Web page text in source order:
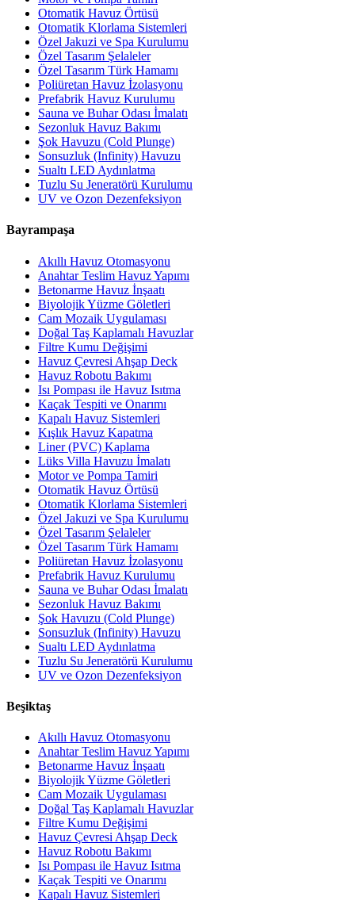
Otomatik Havuz Örtüsü
Otomatik Klorlama Sistemleri
Özel Jakuzi ve Spa Kurulumu
Özel Tasarım Şelaleler
Özel Tasarım Türk Hamamı
Poliüretan Havuz İzolasyonu
Prefabrik Havuz Kurulumu
Sauna ve Buhar Odası İmalatı
Sezonluk Havuz Bakımı
Şok Havuzu (Cold Plunge)
Sonsuzluk (Infinity) Havuzu
Sualtı LED Aydınlatma
Tuzlu Su Jeneratörü Kurulumu
UV ve Ozon Dezenfeksiyon
Bayrampaşa
Akıllı Havuz Otomasyonu
Anahtar Teslim Havuz Yapımı
Betonarme Havuz İnşaatı
Biyolojik Yüzme Göletleri
Cam Mozaik Uygulaması
Doğal Taş Kaplamalı Havuzlar
Filtre Kumu Değişimi
Havuz Çevresi Ahşap Deck
Havuz Robotu Bakımı
Isı Pompası ile Havuz Isıtma
Kaçak Tespiti ve Onarımı
Kapalı Havuz Sistemleri
Kışlık Havuz Kapatma
Liner (PVC) Kaplama
Lüks Villa Havuzu İmalatı
Motor ve Pompa Tamiri
Otomatik Havuz Örtüsü
Otomatik Klorlama Sistemleri
Özel Jakuzi ve Spa Kurulumu
Özel Tasarım Şelaleler
Özel Tasarım Türk Hamamı
Poliüretan Havuz İzolasyonu
Prefabrik Havuz Kurulumu
Sauna ve Buhar Odası İmalatı
Sezonluk Havuz Bakımı
Şok Havuzu (Cold Plunge)
Sonsuzluk (Infinity) Havuzu
Sualtı LED Aydınlatma
Tuzlu Su Jeneratörü Kurulumu
UV ve Ozon Dezenfeksiyon
Beşiktaş
Akıllı Havuz Otomasyonu
Anahtar Teslim Havuz Yapımı
Betonarme Havuz İnşaatı
Biyolojik Yüzme Göletleri
Cam Mozaik Uygulaması
Doğal Taş Kaplamalı Havuzlar
Filtre Kumu Değişimi
Havuz Çevresi Ahşap Deck
Havuz Robotu Bakımı
Isı Pompası ile Havuz Isıtma
Kaçak Tespiti ve Onarımı
Kapalı Havuz Sistemleri